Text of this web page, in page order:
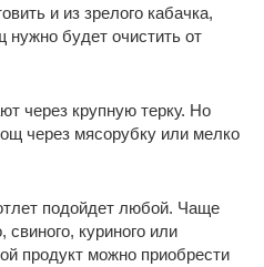
и из зрелого кабачка,
нужно будет очистить от
через крупную терку. Но
через мясорубку или мелко
подойдет любой. Чаще
куриного или
продукт можно приобрести